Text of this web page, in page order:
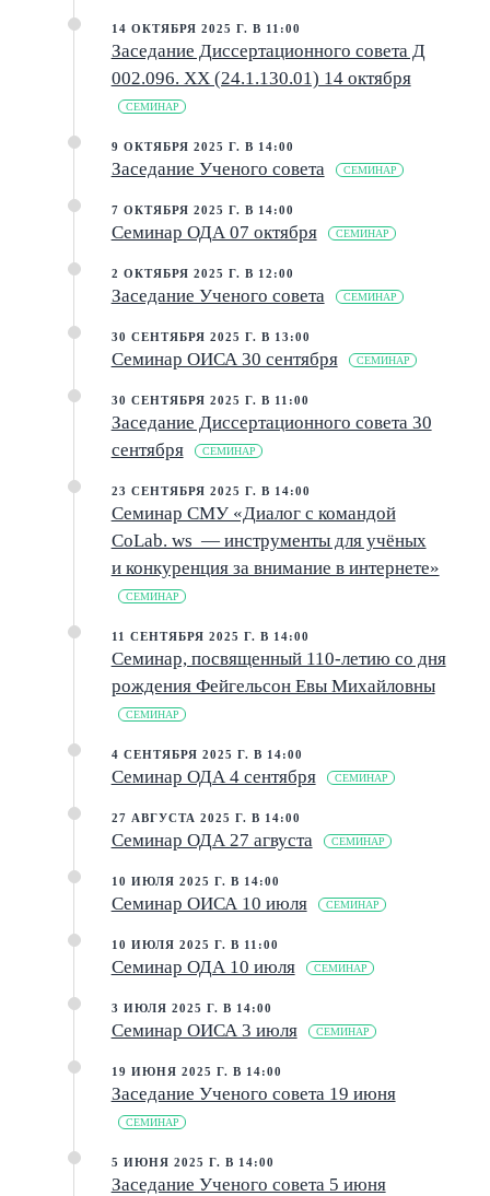
14 ОКТЯБРЯ 2025 Г. В 11:00
Заседание Диссертационного совета Д
002.096. XX (24.1.130.01) 14 октября
СЕМИНАР
9 ОКТЯБРЯ 2025 Г. В 14:00
Заседание Ученого совета СЕМИНАР
7 ОКТЯБРЯ 2025 Г. В 14:00
Семинар ОДА 07 октября СЕМИНАР
2 ОКТЯБРЯ 2025 Г. В 12:00
Заседание Ученого совета СЕМИНАР
30 СЕНТЯБРЯ 2025 Г. В 13:00
Семинар ОИСА 30 сентября СЕМИНАР
30 СЕНТЯБРЯ 2025 Г. В 11:00
Заседание Диссертационного совета 30
сентября
СЕМИНАР
23 СЕНТЯБРЯ 2025 Г. В 14:00
Семинар СМУ «Диалог c командой
CoLab. ws — инструменты для учёных
и конкуренция за внимание в интернете»
СЕМИНАР
11 СЕНТЯБРЯ 2025 Г. В 14:00
Семинар, посвященный 110-летию со дня
рождения Фейгельсон Евы Михайловны
СЕМИНАР
4 СЕНТЯБРЯ 2025 Г. В 14:00
Семинар ОДА 4 сентября СЕМИНАР
27 АВГУСТА 2025 Г. В 14:00
Семинар ОДА 27 агвуста СЕМИНАР
10 ИЮЛЯ 2025 Г. В 14:00
Семинар ОИСА 10 июля СЕМИНАР
10 ИЮЛЯ 2025 Г. В 11:00
Семинар ОДА 10 июля СЕМИНАР
3 ИЮЛЯ 2025 Г. В 14:00
Семинар ОИСА 3 июля СЕМИНАР
19 ИЮНЯ 2025 Г. В 14:00
Заседание Ученого совета 19 июня
СЕМИНАР
5 ИЮНЯ 2025 Г. В 14:00
Заседание Ученого совета 5 июня